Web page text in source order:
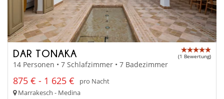
DAR TONAKA (1 Bewertung)
14 Personen • 7 Schlafzimmer • 7 Badezimmer
875 € - 1 625 €
pro Nacht
Marrakesch - Medina